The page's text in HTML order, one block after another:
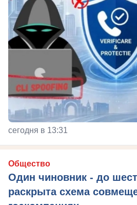
сегодня в 13:31
Общество
Один чиновник - до
раскрыта схема